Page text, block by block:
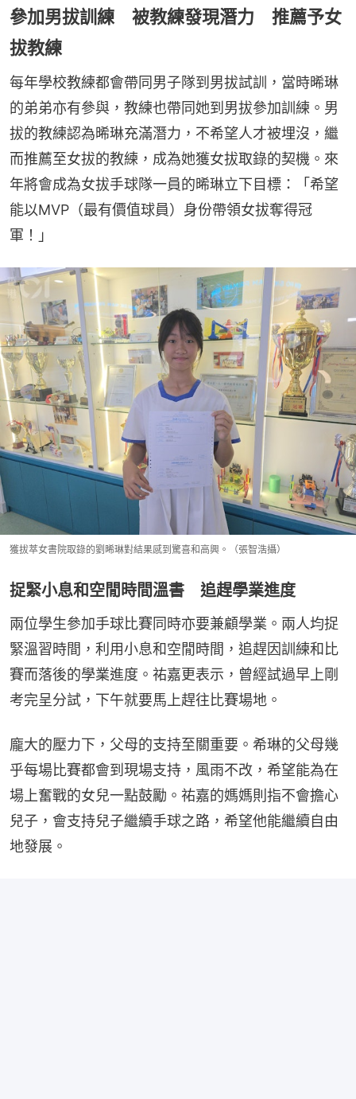
參加男拔訓練 被教練發現潛力 推薦予女
拔教練
每年學校教練都會帶同男子隊到男拔試訓，當時晞琳
的弟弟亦有參與，教練也帶同她到男拔參加訓練。男
拔的教練認為晞琳充滿潛力，不希望人才被埋沒，繼
而推薦至女拔的教練，成為她獲女拔取錄的契機。來
年將會成為女拔手球隊一員的晞琳立下目標：「希望
能以MVP（最有價值球員）身份帶領女拔奪得冠
軍！」
獲拔萃女書院取錄的劉晞琳對結果感到驚喜和高興。（張智浩攝）
捉緊小息和空閒時間溫書 追趕學業進度
兩位學生參加手球比賽同時亦要兼顧學業。兩人均捉
緊溫習時間，利用小息和空閒時間，追趕因訓練和比
賽而落後的學業進度。祐嘉更表示，曾經試過早上剛
考完呈分試，下午就要馬上趕往比賽場地。
龐大的壓力下，父母的支持至關重要。希琳的父母幾
乎每場比賽都會到現場支持，風雨不改，希望能為在
場上奮戰的女兒一點鼓勵。祐嘉的媽媽則指不會擔心
兒子，會支持兒子繼續手球之路，希望他能繼續自由
地發展。